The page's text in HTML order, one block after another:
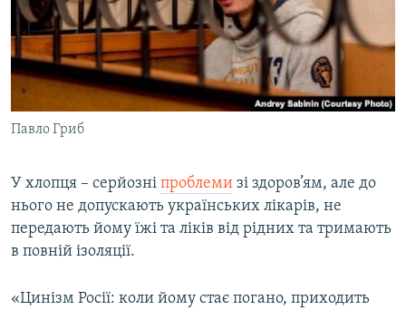
Павло Гриб
​У хлопця – серйозні проблеми зі здоров’ям, але до
нього не допускають українських лікарів, не
передають йому їжі та ліків від рідних та тримають
в повній ізоляції.
«Цинізм Росії: коли йому стає погано, приходить